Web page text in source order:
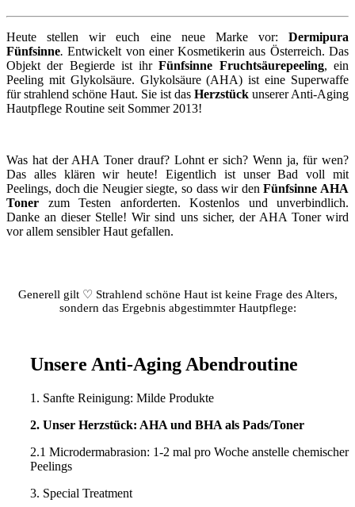
Heute stellen wir euch eine neue Marke vor: Dermipura
Fünfsinne. Entwickelt von einer Kosmetikerin aus Österreich. Das
Objekt der Begierde ist ihrFünfsinne Fruchtsäurepeeling, ein
Peeling mit Glykolsäure. Glykolsäure (AHA) ist eine Superwaffe
für strahlend schöne Haut. Sie ist das Herzstück unserer Anti-Aging
Hautpflege Routine seit Sommer 2013!
Was hat der AHA Toner drauf? Lohnt er sich? Wenn ja, für wen?
Das alles klären wir heute! Eigentlich ist unser Bad voll mit
Peelings, doch die Neugier siegte, so dass wir denFünfsinne AHA
Toner zum Testen anforderten. Kostenlos und unverbindlich.
Danke an dieser Stelle! Wir sind uns sicher, der AHA Toner wird
vor allem sensibler Haut gefallen.
Generell gilt ♡ Strahlend schöne Haut ist keine Frage des Alters,
sondern das Ergebnis abgestimmter Hautpflege:
Unsere Anti-Aging Abendroutine
1. Sanfte Reinigung: Milde Produkte
2. Unser Herzstück: AHA und BHA als Pads/Toner
2.1 Microdermabrasion: 1-2 mal pro Woche anstelle chemischer
Peelings
3. Special Treatment